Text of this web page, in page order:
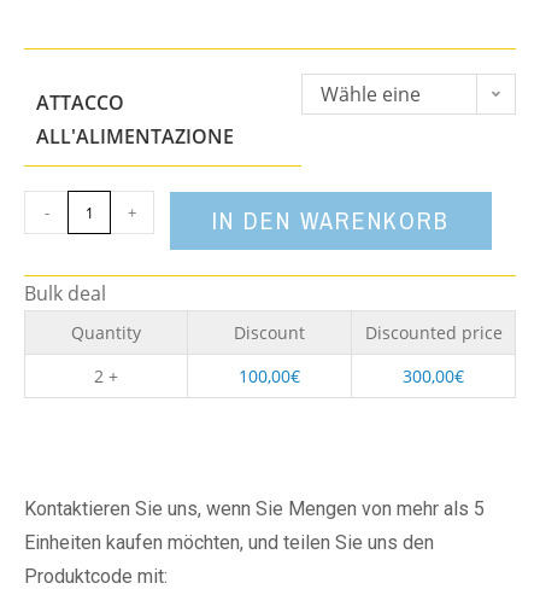
ATTACCO
ALL'ALIMENTAZIONE
Wähle eine
- + IN DEN WARENKORB
Bulk deal
Quantity Discount
Discounted price
2 +
100,00€ 300,00€
Kontaktieren Sie uns, wenn Sie Mengen von mehr als 5
Einheiten kaufen möchten, und teilen Sie uns den
Produktcode mit: